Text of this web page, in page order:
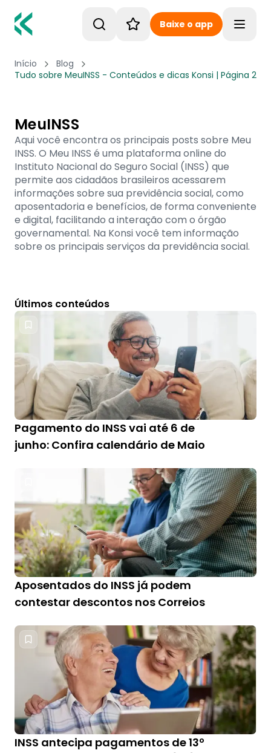
Baixe o app
Início
Blog
Tudo sobre MeuINSS - Conteúdos e dicas Konsi | Página 2
MeuINSS
Aqui você encontra os principais posts sobre Meu
INSS. O Meu INSS é uma plataforma online do
Instituto Nacional do Seguro Social (INSS) que
permite aos cidadãos brasileiros acessarem
informações sobre sua previdência social, como
aposentadoria e benefícios, de forma conveniente
e digital, facilitando a interação com o órgão
governamental. Na Konsi você tem informação
sobre os principais serviços da previdência social.
Últimos conteúdos
Pagamento do INSS vai até 6 de
junho: Confira calendário de Maio
Aposentados do INSS já podem
contestar descontos nos Correios
INSS antecipa pagamentos de 13º